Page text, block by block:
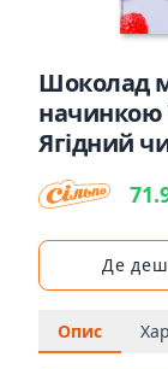
Шоколад
начинкою
Ягідний
Де
Опис